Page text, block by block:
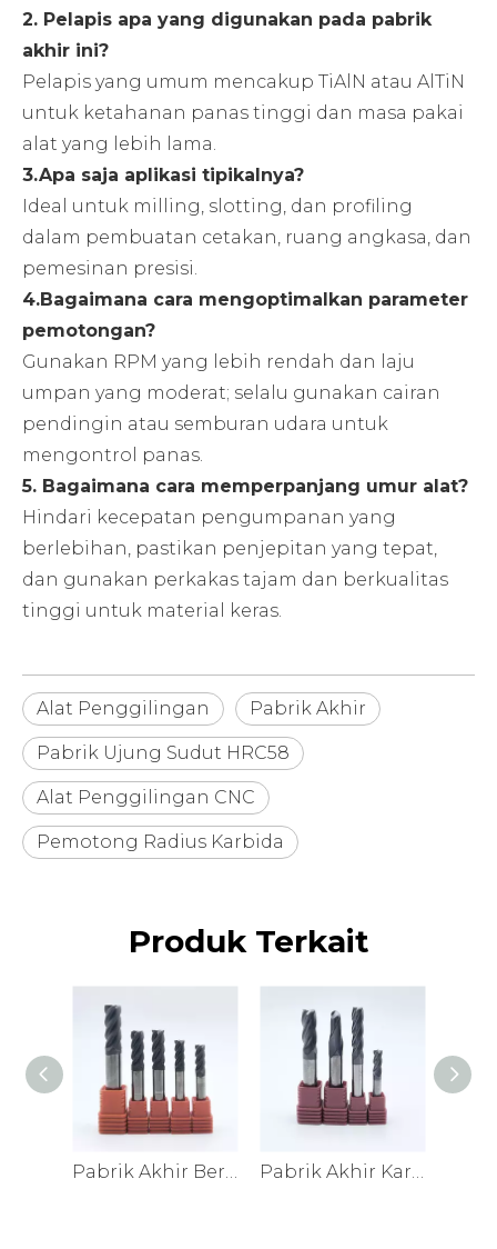
2. Pelapis apa yang digunakan pada pabrik
akhir ini?
Pelapis yang umum mencakup TiAlN atau AlTiN
untuk ketahanan panas tinggi dan masa pakai
alat yang lebih lama.
3.Apa saja aplikasi tipikalnya?
Ideal untuk milling, slotting, dan profiling
dalam pembuatan cetakan, ruang angkasa, dan
pemesinan presisi.
4.Bagaimana cara mengoptimalkan parameter
pemotongan?
Gunakan RPM yang lebih rendah dan laju
umpan yang moderat; selalu gunakan cairan
pendingin atau semburan udara untuk
mengontrol panas.
5. Bagaimana cara memperpanjang umur alat?
Hindari kecepatan pengumpanan yang
berlebihan, pastikan penjepitan yang tepat,
dan gunakan perkakas tajam dan berkualitas
tinggi untuk material keras.
Alat Penggilingan Pabrik Akhir
Pabrik Ujung Sudut HRC58
Alat Penggilingan CNC
Pemotong Radius Karbida
Produk Terkait
Pabrik Akhir Berlapis Berlian Pabrik Akhir Karbida HRC58